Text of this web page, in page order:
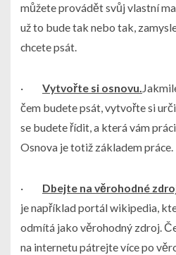
můžete provádět svůj vlastní
už to bude tak nebo tak,
chcete psát.
· Vytvořte si osnovu.
čem budete psát, vytvořte si
se budete řídit, a která vám
Osnova je totiž základem práce.
· Dbejte na věrohodné
je například portál wikipedia,
odmítá jako věrohodný zdroj.
na internetu pátrejte více po